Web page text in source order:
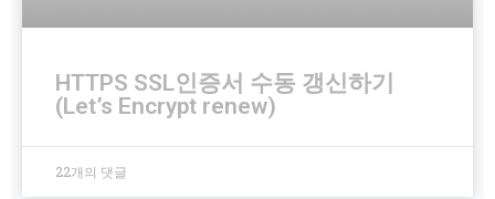
HTTPS SSL인증서 수동 갱신하기
(Let’s Encrypt renew)
22개의 댓글